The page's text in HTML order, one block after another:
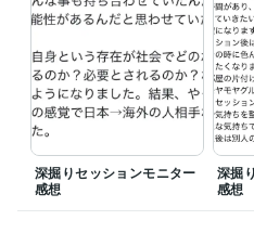
英語 日常会話レベル
深掘りセッションモニター
感想
深掘
感想